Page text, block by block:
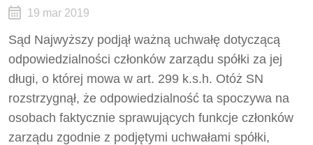
19 mar 2019
Sąd Najwyższy podjął ważną uchwałę dotyczącą
odpowiedzialności członków zarządu spółki za jej
długi, o której mowa w art. 299 k.s.h. Otóż SN
rozstrzygnął, że odpowiedzialność ta spoczywa na
osobach faktycznie sprawujących funkcje członków
zarządu zgodnie z podjętymi uchwałami spółki,